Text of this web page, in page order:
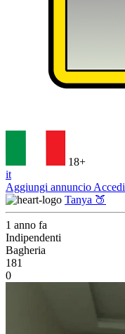
18+
it
Aggiungi annuncio Accedi
Tanya 🍑
1 anno fa
Indipendenti
Bagheria
181
0